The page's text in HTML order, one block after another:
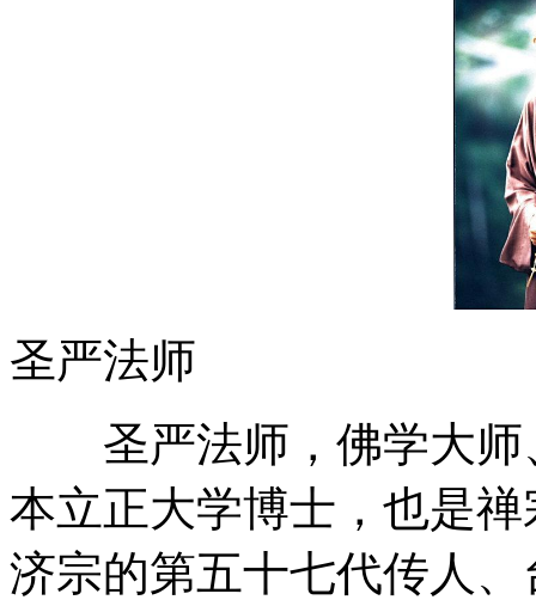
圣严法师
圣严法师，佛学大师
本立正大学博士，也是
济宗的第五十七代传人